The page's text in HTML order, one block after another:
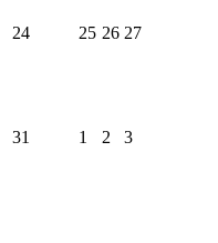
24
25 26 27
31 1 2 3